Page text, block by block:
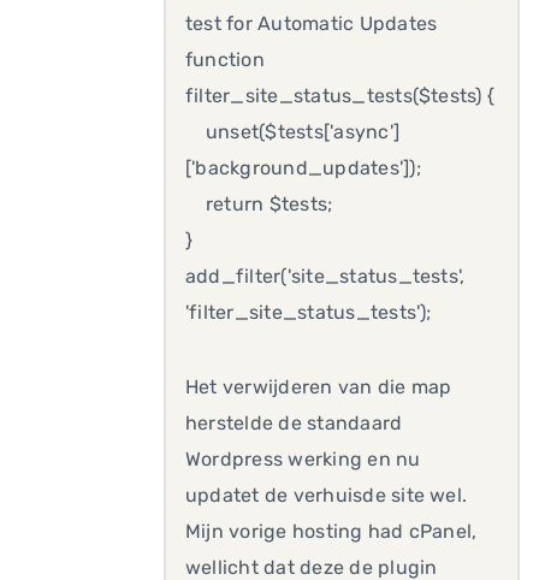
test for Automatic Updates
function
filter_site_status_tests($tests) {
unset($tests['async']
['background_updates']);
return $tests;
}
add_filter('site_status_tests',
'filter_site_status_tests');
Het verwijderen van die map
herstelde de standaard
Wordpress werking en nu
updatet de verhuisde site wel.
Mijn vorige hosting had cPanel,
wellicht dat deze de plugin